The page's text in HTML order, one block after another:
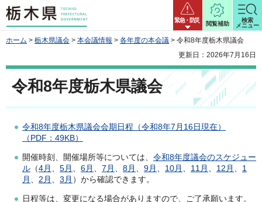
栃木県 緊急・防災
閲覧補助
検索
メニュー
ホーム > 栃木県議会 > 本会議情報 > 各年度の本会議 > 令和8年度栃木県議会
更新日：2026年7月16日
令和8年度栃木県議会
令和8年度栃木県議会会期日程（令和8年7月16日現在）
（PDF：49KB）
開催時刻、開催場所等については、 令和8年度議会のスケジュー
ル （4月 5月 6月 7月 8月 9月 10月 11月 12月
1
月
2月 3月 ）から確認できます。
日程等は、変更になる場合がありますので、ご了承願います。